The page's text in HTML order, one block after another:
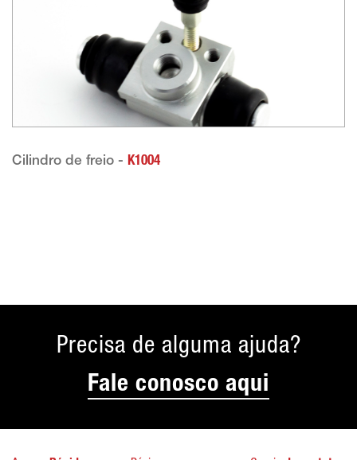
Cilindro de freio - K1004
Precisa de alguma ajuda?
Fale conosco aqui